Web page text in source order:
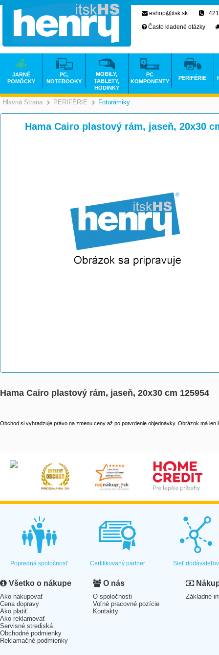
Hlavná Strana >
PERIFÉRIE >
Fotorámiky
Hama Cairo plastový rám, jaseň, 20x30
Hama Cairo plastový rám, jaseň, 20x30 cm 125954
Obchod si vyhradzuje právo na zmenu ceny až po potvrdenie objednávky. Obrázok má len
eshop@itsk.sk
Často kladené otázky
JARNÉ
POMÔCKY
PC,
NOTEBOOKY
MOBILY,
TABLETY,
HODINKY
PC
KOMPONENTY
PERIFÉRIE
Popredná spoločnosť Certifikovaný partner Sieť dodávateľov
Všetko o nákupe
Ako nakupovať
Cena dopravy
Ako platiť
Ako reklamovať
Servisné strediská
Obchodné podmienky
Reklamačné podmienky
O nás
O spoločnosti
Voľné pracovné pozície
Kontakty
Základné